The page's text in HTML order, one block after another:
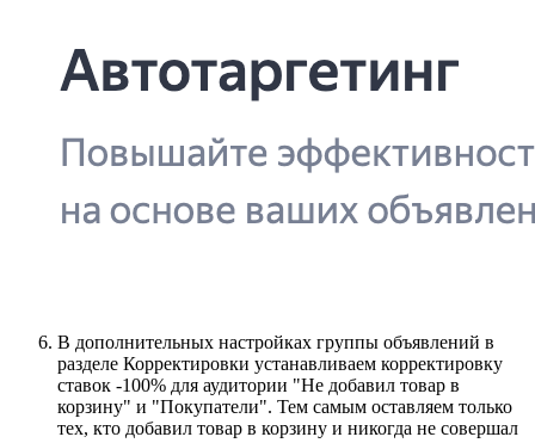
В дополнительных настройках группы объявлений в
разделе Корректировки устанавливаем корректировку
ставок -100% для аудитории "Не добавил товар в
корзину" и "Покупатели". Тем самым оставляем только
тех, кто добавил товар в корзину и никогда не совершал